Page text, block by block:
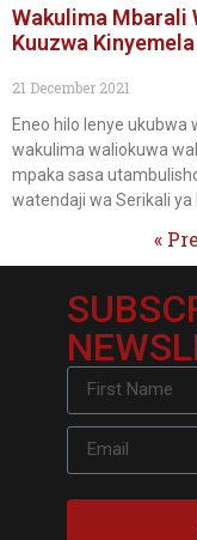
Wakulima Mbarali
Kuuzwa Kinyemela
21 December 2021
Eneo hilo lenye ukubwa
wakulima waliokuwa
mpaka sasa
watendaji wa Serikali ya
«